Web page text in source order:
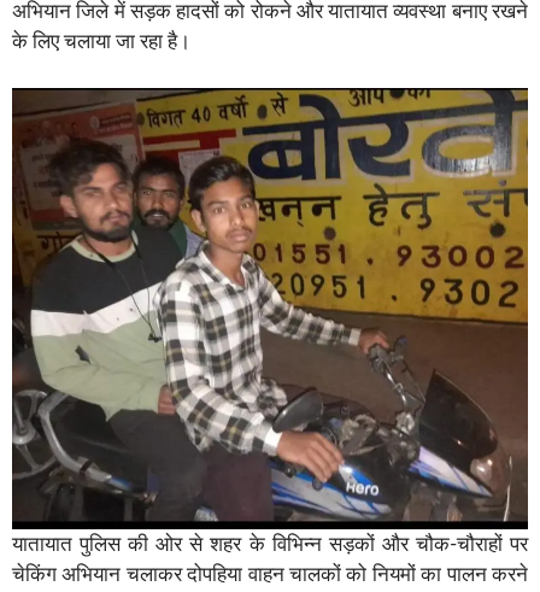
अभियान जिले में सड़क हादसों को रोकने और यातायात व्यवस्था बनाए रखने
के लिए चलाया जा रहा है।
यातायात पुलिस की ओर से शहर के विभिन्न सड़कों और चौक-चौराहों पर
चेकिंग अभियान चलाकर दोपहिया वाहन चालकों को नियमों का पालन करने